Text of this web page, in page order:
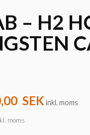
– H2
SEK inkl. moms
moms